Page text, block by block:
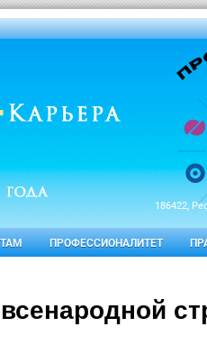
186422,
ПРОФЕССИОНАЛИТЕТ